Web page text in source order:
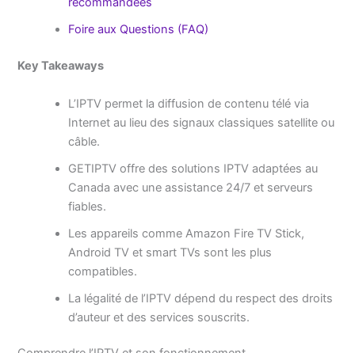
Foire aux Questions (FAQ)
Key Takeaways
L’IPTV permet la diffusion de contenu télé via
Internet au lieu des signaux classiques satellite ou
câble.
GETIPTV offre des solutions IPTV adaptées au
Canada avec une assistance 24/7 et serveurs
fiables.
Les appareils comme Amazon Fire TV Stick,
Android TV et smart TVs sont les plus
compatibles.
La légalité de l’IPTV dépend du respect des droits
d’auteur et des services souscrits.